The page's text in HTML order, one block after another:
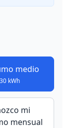
medio
kWh
mi
mensual